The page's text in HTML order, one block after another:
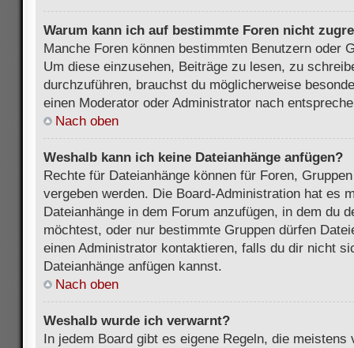
Warum kann ich auf bestimmte Foren nicht
Manche Foren können bestimmten Benutzern oder
Um diese einzusehen, Beiträge zu lesen, zu
durchzuführen, brauchst du möglicherweise
einen Moderator oder Administrator nach
Nach oben
Weshalb kann ich keine Dateianhänge anfügen?
Rechte für Dateianhänge können für Foren,
vergeben werden. Die Board-Administration hat es
Dateianhänge in dem Forum anzufügen, in dem du
möchtest, oder nur bestimmte Gruppen dürfen
einen Administrator kontaktieren, falls du dir nicht
Dateianhänge anfügen kannst.
Nach oben
Weshalb wurde ich verwarnt?
In jedem Board gibt es eigene Regeln, die meistens